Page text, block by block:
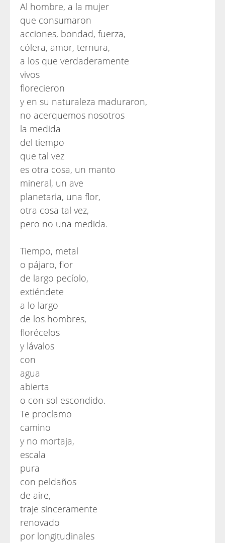
Al hombre, a la mujer
que consumaron
acciones, bondad, fuerza,
cólera, amor, ternura,
a los que verdaderamente
vivos
florecieron
y en su naturaleza maduraron,
no acerquemos nosotros
la medida
del tiempo
que tal vez
es otra cosa, un manto
mineral, un ave
planetaria, una flor,
otra cosa tal vez,
pero no una medida.
Tiempo, metal
o pájaro, flor
de largo pecíolo,
extiéndete
a lo largo
de los hombres,
florécelos
y lávalos
con
agua
abierta
o con sol escondido.
Te proclamo
camino
y no mortaja,
escala
pura
con peldaños
de aire,
traje sinceramente
renovado
por longitudinales